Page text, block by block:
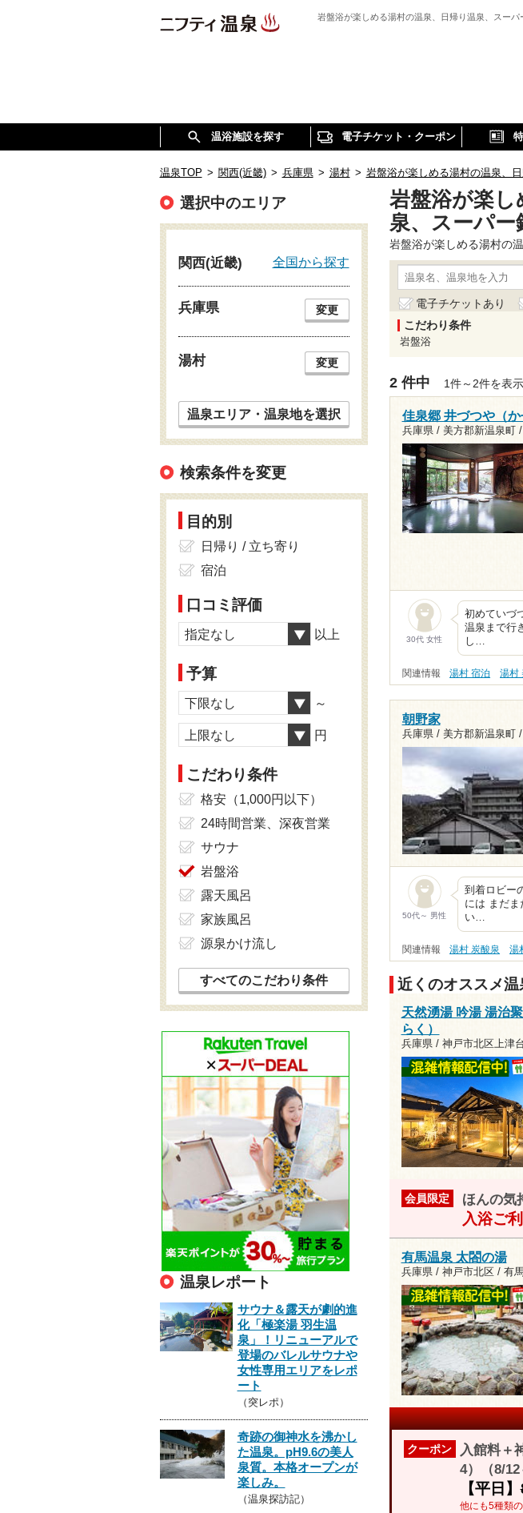
岩盤浴が楽しめる湯村の温泉、日帰り温泉、スーパ
温浴施設を探す 電子チケット・クーポン
温泉TOP > 関西(近畿) > 兵庫県 > 湯村 > 岩盤浴が楽しめる湯村の温泉、
岩盤浴が楽し
泉、スーパ
岩盤浴が楽しめる湯村の
電子チケットあり
こだわり条件
岩盤浴
2 件中 1件～2件を表示
佳泉郷 井づつや（か
兵庫県 / 美方郡新温泉町
30代 女性
初めていづ
温泉まで行
し…
関連情報 湯村 宿泊 湯村
朝野家
兵庫県 / 美方郡新温泉町
50代～ 男性
到着ロビー
には まだま
い…
関連情報 湯村 炭酸泉 湯
近くのオススメ温
天然湧湯 吟湯 湯治
らく）
兵庫県 / 神戸市北区上津
会員限定 ほんの
入浴ご
有馬温泉 太閤の湯
兵庫県 / 神戸市北区 / 有
クーポン
入館料＋
4）（8/12
【平日】
他にも5種類
選択中のエリア
関西(近畿) 全国から探す
兵庫県 変更
湯村 変更
温泉エリア・温泉地を選択
検索条件を変更
目的別
日帰り / 立ち寄り
宿泊
口コミ評価
指定なし 以上
予算
下限なし ～
上限なし 円
こだわり条件
格安（1,000円以下）
24時間営業、深夜営業
サウナ
岩盤浴
露天風呂
家族風呂
源泉かけ流し
すべてのこだわり条件
温泉レポート
サウナ＆露天が劇的進
化「極楽湯 羽生温
泉」！リニューアルで
登場のバレルサウナや
女性専用エリアをレポ
ート
（突レポ）
奇跡の御神水を沸かし
た温泉。pH9.6の美人
泉質。本格オープンが
楽しみ。
（温泉探訪記）